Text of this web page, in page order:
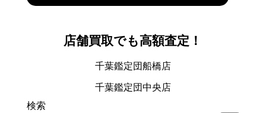
店舗買取でも高額査定！
千葉鑑定団船橋店
千葉鑑定団中央店
検索